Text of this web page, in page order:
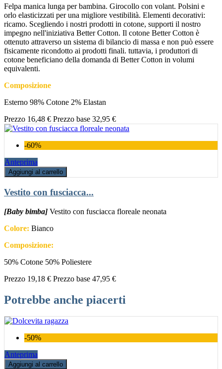
Felpa manica lunga per bambina. Girocollo con volant. Polsini e
orlo elasticizzati per una migliore vestibilità. Elementi decorativi:
ricamo. Scegliendo i nostri prodotti in cotone, supporti il nostro
impegno nell'iniziativa Better Cotton. Il cotone Better Cotton è
ottenuto attraverso un sistema di bilancio di massa e non può essere
fisicamente ricondotto ai prodotti finali. tuttavia, i produttori di
cotone beneficiano della domanda di Better Cotton in volumi
equivalenti.
Composizione
Esterno 98% Cotone 2% Elastan
Prezzo 16,48 € Prezzo base 32,95 €
-60%
Anteprima
Aggiungi al carrello
Vestito con fusciacca...
[Baby bimba] Vestito con fusciacca floreale neonata
Colore: Bianco
Composizione:
50% Cotone 50% Poliestere
Prezzo 19,18 € Prezzo base 47,95 €
Potrebbe anche piacerti
-50%
Anteprima
Aggiungi al carrello